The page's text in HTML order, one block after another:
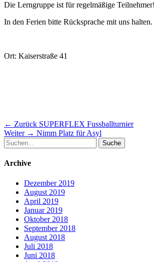
Die Lerngruppe ist für regelmäßige Teilnehmer!
In den Ferien bitte Rücksprache mit uns halten.
Ort: Kaiserstraße 41
Beitragsnavigation
← Zurück Vorheriger
Beitrag:
SUPERFLEX Fussballturnier
Weiter → Nächster
Nimm Platz für Asyl
Suche
nach:
Archive
Dezember 2019
August 2019
April 2019
Januar 2019
Oktober 2018
September 2018
August 2018
Juli 2018
Juni 2018